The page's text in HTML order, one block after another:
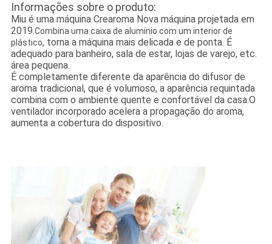
Informações sobre o produto:
Miu é uma máquina Crearoma Nova máquina projetada em
2019.Combina uma caixa de alumínio com um interior de
plástico, torna a máquina mais delicada e de ponta. É
adequado para banheiro, sala de estar, lojas de varejo, etc.
área pequena.
É completamente diferente da aparência do difusor de
aroma tradicional, que é volumoso, a aparência requintada
combina com o ambiente quente e confortável da casa.O
ventilador incorporado acelera a propagação do aroma,
aumenta a cobertura do dispositivo.